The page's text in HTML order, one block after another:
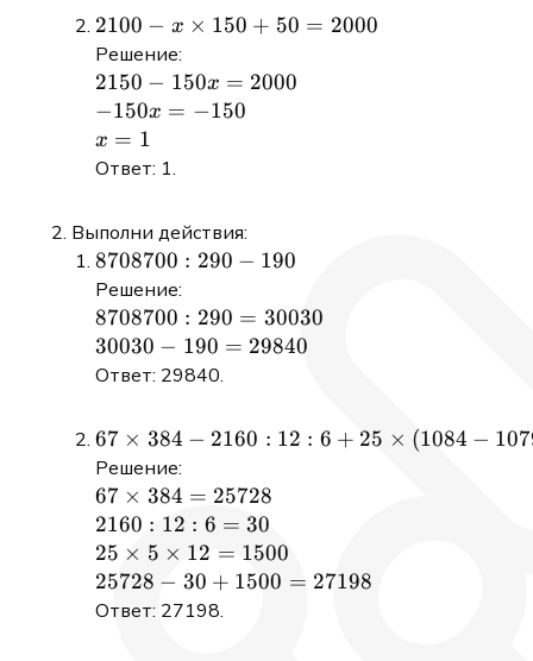
6 =
540
2100 -
x
\times
150 +
50 =
2000
2100 − x × 150 + 50 = 2000
Решение:
2150
-
150x
=
2150 − 150x = 2000
-150x
=
-150
−150x = −150
x
=
x = 1
Ответ: 1.
Выполни действия:
8708700
: 290 -
190
8708700 : 290 − 190
Решение:
8708700
: 290 =
30030
8708700 : 290 = 30030
30030
- 190
29840
30030 − 190 = 29840
Ответ: 29840.
67
\times
384 -
2160 :
12 : 6
+ 25
\times
67 × 384 − 2160 : 12 : 6 + 25 × (1084 −
Решение:
67
\times
384 =
25728
67 × 384 = 25728
2160
: 12 :
6 =
30
2160 : 12 : 6 = 30
25
\times
5
25 × 5 × 12 = 1500
25728
- 30
25728 − 30 + 1500 = 27198
Ответ: 27198.